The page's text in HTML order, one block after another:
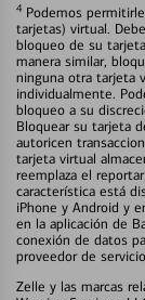
4 Podemos
tarjetas) virtual.
bloqueo de su
manera similar,
ninguna otra tarjeta
individualmente.
bloqueo a su
Bloquear su tarjeta
autoricen
tarjeta virtual
reemplaza el
característica está
iPhone y Android y
en la aplicación de
conexión de datos
proveedor de
Zelle y las marcas